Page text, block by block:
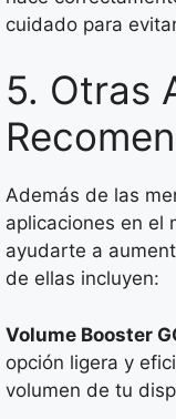
cuidado para
5. Otras
Además de las
aplicaciones en el
ayudarte a
de ellas incluyen:
Volume Booster
opción ligera y
volumen de tu